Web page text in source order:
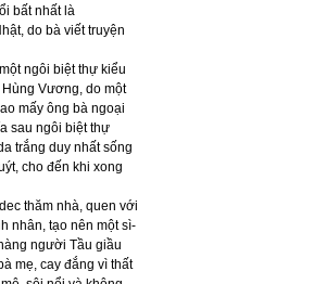
bất nhất là
do bà viết truyện
ngôi biệt thự kiểu
Vương, do một
mấy ông bà ngoại
sau ngôi biệt thự
trắng duy nhất sống
cho đến khi xong
thăm nhà, quen với
nhân, tạo nên một sì-
người Tầu giầu
mẹ, cay đắng vì thất